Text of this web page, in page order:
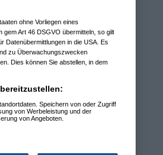
ohne Vorliegen eines
Art 46 DSGVO übermitteln, so gilt
Datenübermittlungen in die USA. Es
zu Überwachungszwecken
Dies können Sie abstellen, in dem
Speichern von oder Zugriff
von Werbeleistung und der
von Angeboten.